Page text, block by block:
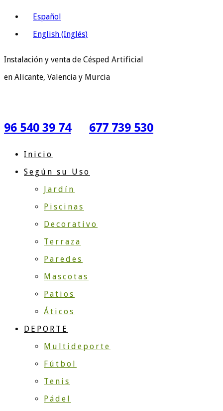
Español
English (Inglés)
Instalación y venta de Césped Artificial
en Alicante, Valencia y Murcia
96 540 39 74 677 739 530
Inicio
Según su Uso
Jardín
Piscinas
Decorativo
Terraza
Paredes
Mascotas
Patios
Áticos
DEPORTE
Multideporte
Fútbol
Tenis
Pádel